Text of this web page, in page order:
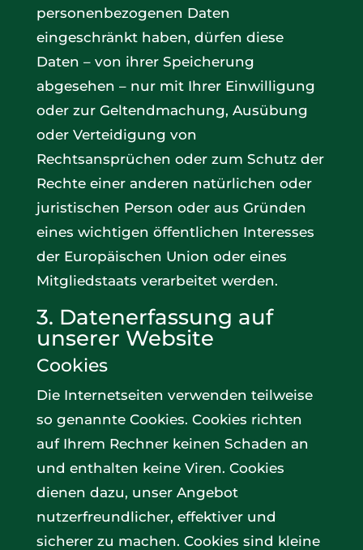
personenbezogenen Daten
eingeschränkt haben, dürfen diese
Daten – von ihrer Speicherung
abgesehen – nur mit Ihrer Einwilligung
oder zur Geltendmachung, Ausübung
oder Verteidigung von
Rechtsansprüchen oder zum Schutz der
Rechte einer anderen natürlichen oder
juristischen Person oder aus Gründen
eines wichtigen öffentlichen Interesses
der Europäischen Union oder eines
Mitgliedstaats verarbeitet werden.
3. Datenerfassung auf
unserer Website
Cookies
Die Internetseiten verwenden teilweise
so genannte Cookies. Cookies richten
auf Ihrem Rechner keinen Schaden an
und enthalten keine Viren. Cookies
dienen dazu, unser Angebot
nutzerfreundlicher, effektiver und
sicherer zu machen. Cookies sind kleine